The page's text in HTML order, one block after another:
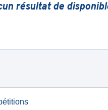
résultat de